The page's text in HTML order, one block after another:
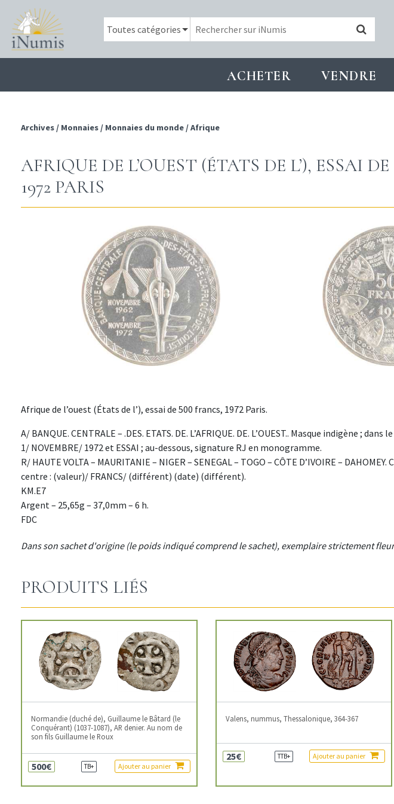
ACHETER VENDRE
Archives / Monnaies / Monnaies du monde /Afrique
AFRIQUE DE L’OUEST (ÉTATS DE L’), ESSAI
1972 PARIS
Afrique de l’ouest (États de l’), essai de 500 francs, 1972 Paris.
A/ BANQUE. CENTRALE – .DES. ETATS. DE. L’AFRIQUE. DE. L’OUEST.. Masque indigène ;
1/ NOVEMBRE/ 1972 et ESSAI ; au-dessous, signature RJ en monogramme.
R/ HAUTE VOLTA – MAURITANIE – NIGER – SENEGAL – TOGO – CÔTE D’IVOIRE –
centre : (valeur)/ FRANCS/ (différent) (date) (différent).
KM.E7
Argent – 25,65g – 37,0mm – 6 h.
FDC
Dans son sachet d'origine (le poids indiqué comprend le sachet), exemplaire strictement
PRODUITS LIÉS
Normandie (duché de), Guillaume le Bâtard (le
Conquérant) (1037-1087), AR denier. Au nom de
son fils Guillaume le Roux
500€ TB+ Ajouter au panier
Valens, nummus, Thessalonique, 364-367
25€ TTB+ Ajouter au panier